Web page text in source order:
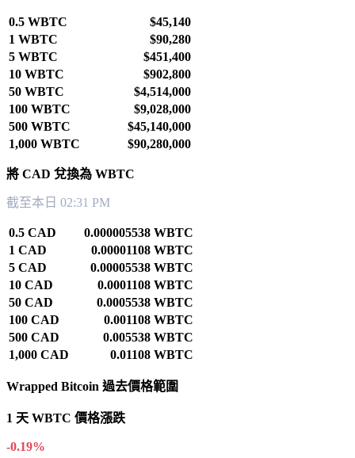
0.5 WBTC
$45,140
1 WBTC
$90,280
5 WBTC
$451,400
10 WBTC
$902,800
50 WBTC
$4,514,000
100 WBTC
$9,028,000
500 WBTC
$45,140,000
1,000 WBTC
$90,280,000
將 CAD 兌換為 WBTC
截至本日 02:31 PM
0.5 CAD
0.000005538 WBTC
1 CAD
0.00001108 WBTC
5 CAD
0.00005538 WBTC
10 CAD
0.0001108 WBTC
50 CAD
0.0005538 WBTC
100 CAD
0.001108 WBTC
500 CAD
0.005538 WBTC
1,000 CAD
0.01108 WBTC
Wrapped Bitcoin 過去價格範圍
1 天 WBTC 價格漲跌
-0.19%